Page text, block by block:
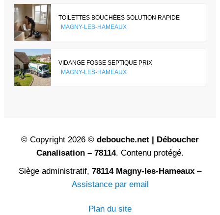
TOILETTES BOUCHÉES SOLUTION RAPIDE
MAGNY-LES-HAMEAUX
VIDANGE FOSSE SEPTIQUE PRIX
MAGNY-LES-HAMEAUX
© Copyright 2026 © debouche.net | Déboucher
Canalisation – 78114. Contenu protégé.
Siège administratif, 78114 Magny-les-Hameaux –
Assistance par email
Plan du site